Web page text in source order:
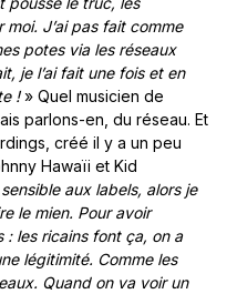
J’ai pas fait comme
potes via les réseaux
je l’ai fait une fois et en
!» Quel musicien de
parlons-en, du réseau. Et
créé il y a un peu
Hawaïi et Kid
aux labels, alors je
le mien. Pour avoir
: les ricains font ça, on a
légitimité. Comme les
Quand on va voir un